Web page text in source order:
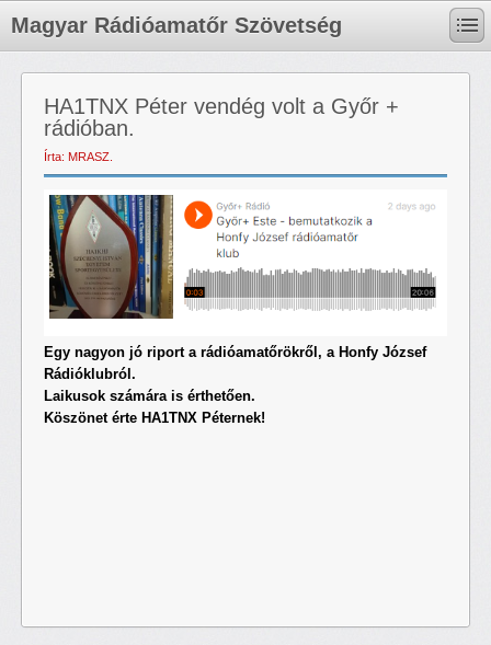
Magyar Rádióamatőr Szövetség
HA1TNX Péter vendég volt a Győr +
rádióban.
Írta: MRASZ.
Egy nagyon jó riport a rádióamatőrökről, a Honfy József
Rádióklubról.
Laikusok számára is érthetően.
Köszönet érte HA1TNX Péternek!